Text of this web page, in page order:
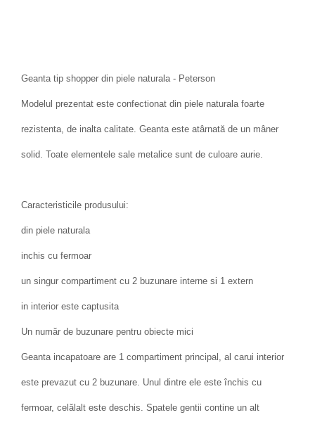
Geanta tip shopper din piele naturala - Peterson
Modelul prezentat este confectionat din piele naturala foarte
rezistenta, de inalta calitate. Geanta este atârnată de un mâner
solid. Toate elementele sale metalice sunt de culoare aurie.
Caracteristicile produsului:
din piele naturala
inchis cu fermoar
un singur compartiment cu 2 buzunare interne si 1 extern
in interior este captusita
Un număr de buzunare pentru obiecte mici
Geanta incapatoare are 1 compartiment principal, al carui interior
este prevazut cu 2 buzunare. Unul dintre ele este închis cu
fermoar, celălalt este deschis. Spatele gentii contine un alt